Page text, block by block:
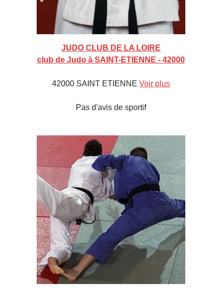
JUDO CLUB DE LA LOIRE
club de Judo à SAINT-ETIENNE - 42000
42000 SAINT ETIENNE Voir plus
Pas d'avis de sportif